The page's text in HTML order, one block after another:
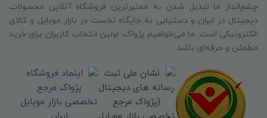
چشم‌انداز ما تبدیل شدن به معتبرترین فروشگاه آنلاین محصولات
دیجیتال در ایران و دستیابی به جایگاه نخست در بازار موبایل و کالای
الکترونیکی است. ما می‌خواهیم پژواک، اولین انتخاب کاربران برای خرید
مطمئن و حرفه‌ای باشد.